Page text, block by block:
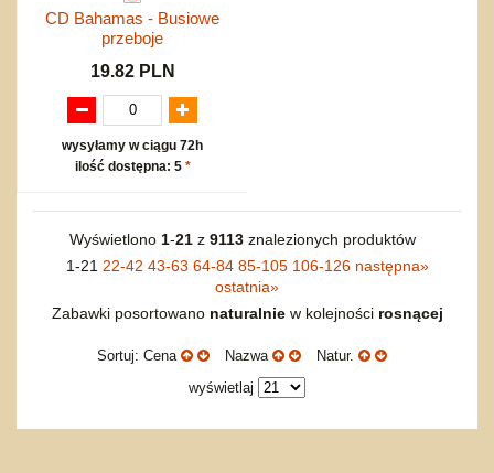
CD Bahamas - Busiowe
przeboje
19.82 PLN
wysyłamy w ciągu 72h
ilość dostępna: 5 *
Wyświetlono 1-21 z 9113 znalezionych produktów
1-21 22-42 43-63 64-84 85-105 106-126 następna»
ostatnia»
Zabawki posortowano naturalniew kolejności rosnącej
Sortuj: Cena Nazwa
Natur.
wyświetlaj